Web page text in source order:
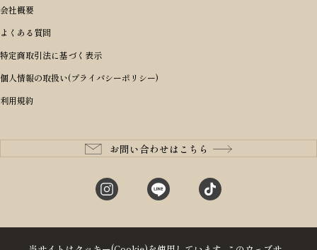
ボディバッグ・ウエストバッグ
長財布
二つ折り財布
三つ折り財布
コインケース・小銭入れ
BRIEFING ブリーフィング
Dakota ダコタ
CLEDRAN クレドラン
aniary アニアリ
CIE シー
StitchandSew ステッチアンドソー
男の子ランドセル
ランドセル小物・その他
レッド
ピンク
パープル(ラベンダー)
キャメル
ブルー・ネイビー
50,000円〜59,999円
60,000円〜69,999円
70,000円〜79,999円
80,000円〜
ヘッドカバー
ゴルフ小物
ゴルフウェア/アクセサリー
BRIEFING ブリーフィング
master-piece マスターピース
JONES ジョーンズ
木の庄帆布
結婚祝い
出産祝い
入学・進学祝い
成人祝い
就職・栄転祝い
長寿・還暦祝い
男性向け
女性向け
10代
20代
30代
予算から探す
〜4,999円
5,000円〜9,999円
10,000円〜19,999円
20,000円〜29,999円
会社概要
よくある質問
特定商取引法に基づく表示
個人情報の取扱い(プライバシーポリシー)
利用規約
お問い合わせはこちら